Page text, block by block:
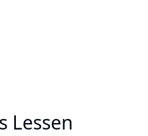
Lessen